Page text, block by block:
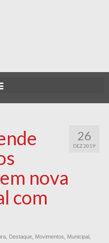
26
DEZ 2019
nova
com
Destaque Movimentos Municipal